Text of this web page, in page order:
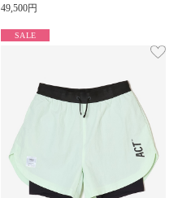
49,500円
SALE